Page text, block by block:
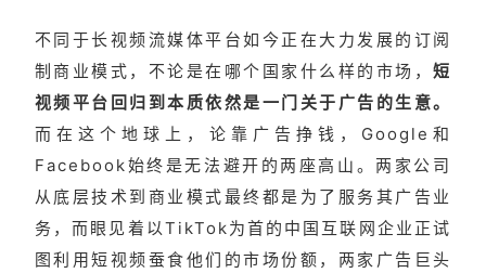
不同于长视频流媒体平台如今正在大力发展的订阅
制商业模式，不论是在哪个国家什么样的市场， 短
视频平台回归到本质依然是一门关于广告的生意。
而在这个地球上，论靠广告挣钱，Google和
Facebook始终是无法避开的两座高山。 两家公司
从底层技术到商业模式最终都是为了服务其广告业
务，而眼见着以TikTok为首的中国互联网企业正试
图利用短视频蚕食他们的市场份额，两家广告巨头